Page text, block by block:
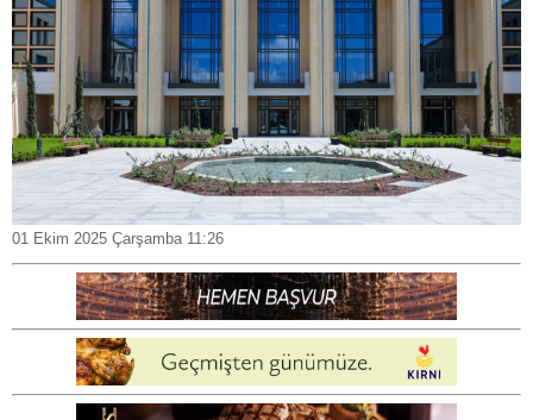
01 Ekim 2025 Çarşamba 11:26